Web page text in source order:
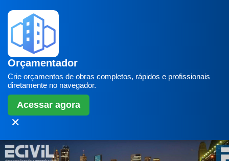
Orçamentador
Crie orçamentos de obras completos, rápidos e profissionais
diretamente no navegador.
Acessar agora
✕